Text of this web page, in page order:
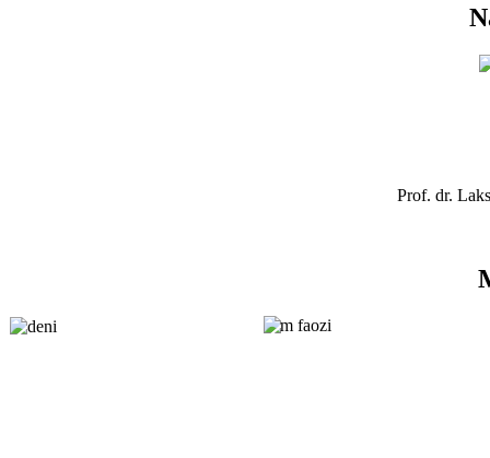
Prof. dr.